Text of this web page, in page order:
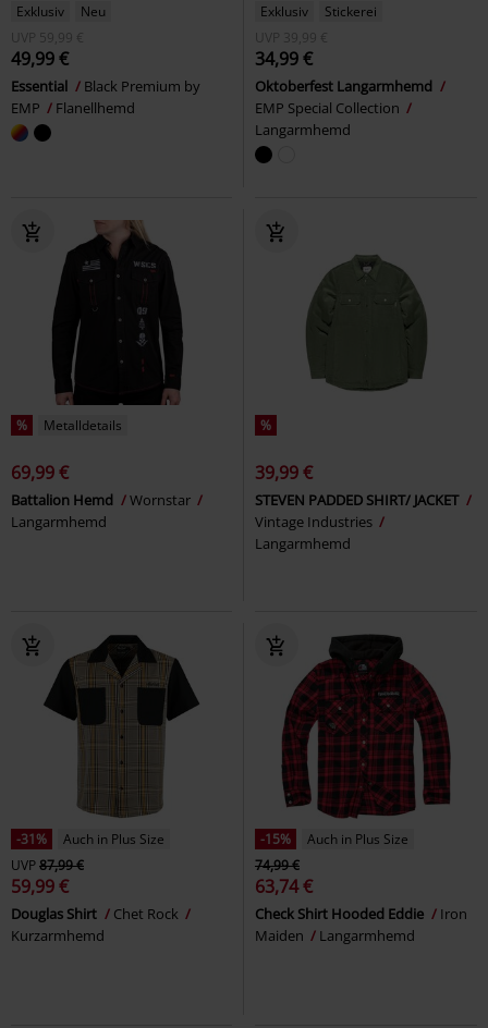
Exklusiv
Neu
UVP
59,99 €
49,99 €
Essential
Black Premium by
EMP
Flanellhemd
Exklusiv
Stickerei
UVP
39,99 €
34,99 €
Oktoberfest Langarmhemd
EMP Special Collection
Langarmhemd
% Metalldetails
69,99 €
Battalion Hemd
Wornstar
Langarmhemd
%
39,99 €
STEVEN PADDED SHIRT/ JACKET
Vintage Industries
Langarmhemd
-31%
Auch in Plus Size
UVP87,99 €
59,99 €
Douglas Shirt
Chet Rock
Kurzarmhemd
-15%
Auch in Plus Size
74,99 €
63,74 €
Check Shirt Hooded Eddie
Iron
Maiden
Langarmhemd